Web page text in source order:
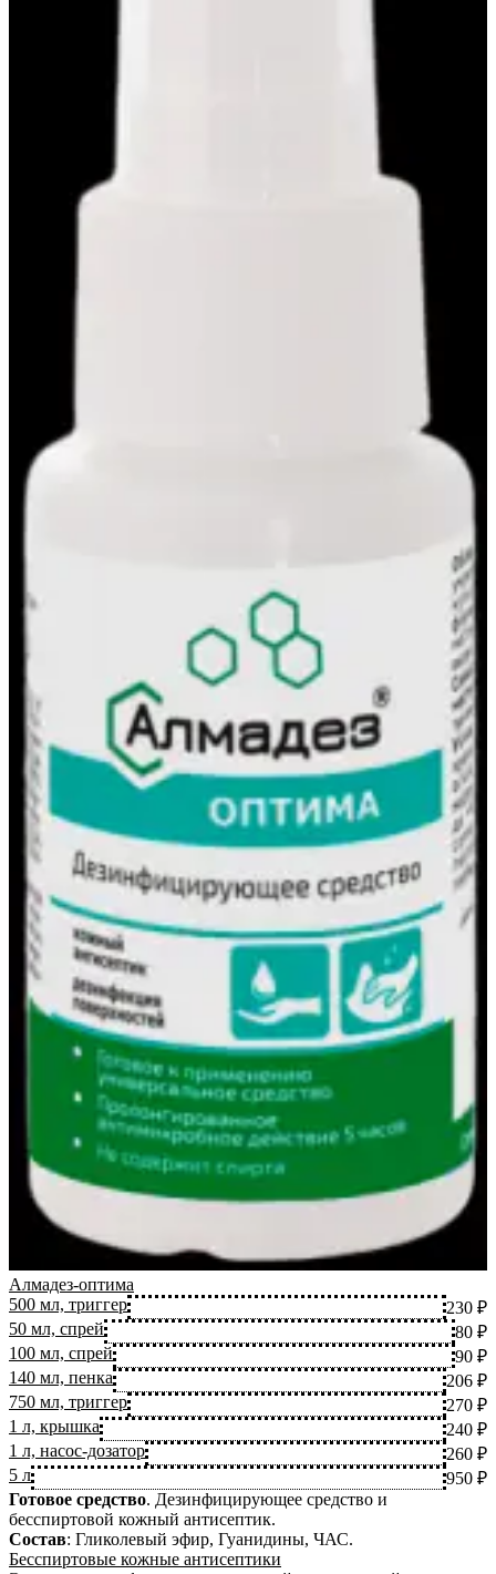
Алмадез-оптима
500 мл, триггер
230 ₽
50 мл, спрей
80 ₽
100 мл, спрей
90 ₽
140 мл, пенка
206 ₽
750 мл, триггер
270 ₽
1 л, крышка
240 ₽
1 л, насос-дозатор
260 ₽
5 л
950 ₽
Готовое средство. Дезинфицирующее средство и
бесспиртовой кожный антисептик.
Состав: Гликолевый эфир, Гуанидины, ЧАС.
Бесспиртовые кожные антисептики